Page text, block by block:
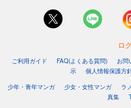
ロ
ご利用ガイド FAQ(よくある質問) お問
示
個人情報保護方
少年・青年マンガ
少女・女性マンガ ラ
真集